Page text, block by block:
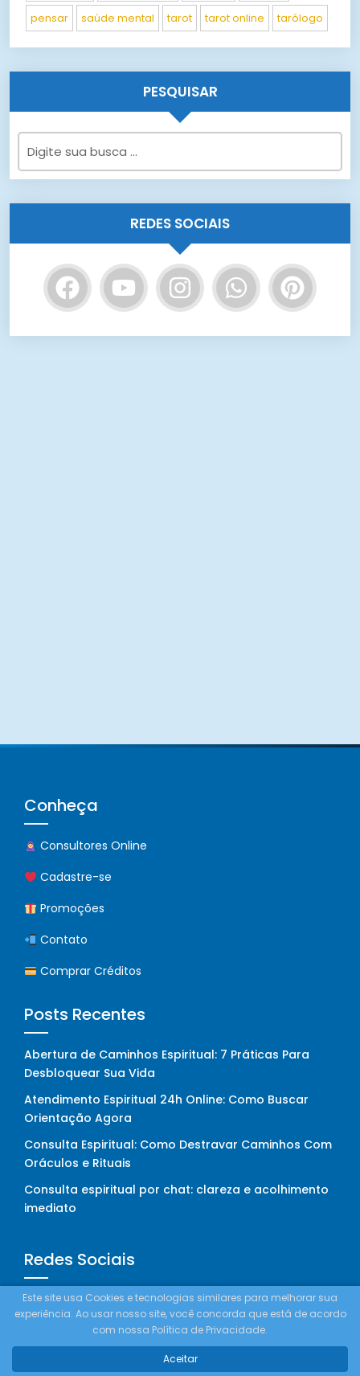
pensar saúde mental tarot tarot online tarólogo
PESQUISAR
REDES SOCIAIS
Conheça
Consultores Online
Cadastre-se
Promoções
Contato
Comprar Créditos
Posts Recentes
Abertura de Caminhos Espiritual: 7 Práticas Para
Desbloquear Sua Vida
Atendimento Espiritual 24h Online: Como Buscar
Orientação Agora
Consulta Espiritual: Como Destravar Caminhos Com
Oráculos e Rituais
Consulta espiritual por chat: clareza e acolhimento
imediato
Redes Sociais
Este site usa Cookies e tecnologias similares para melhorar sua
experiência. Ao usar nosso site, você concorda que está de acordo
com nossa Política de Privacidade.
Aceitar